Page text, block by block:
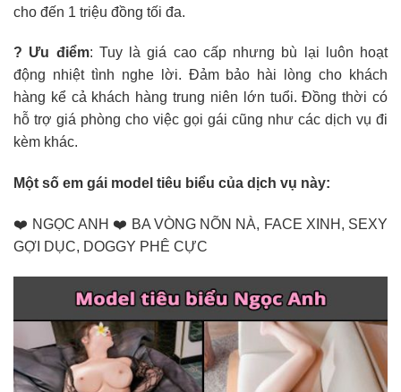
cho đến 1 triệu đồng tối đa.
? Ưu điểm: Tuy là giá cao cấp nhưng bù lại luôn hoạt
động nhiệt tình nghe lời. Đảm bảo hài lòng cho khách
hàng kể cả khách hàng trung niên lớn tuổi. Đồng thời có
hỗ trợ giá phòng cho việc gọi gái cũng như các dịch vụ đi
kèm khác.
Một số em gái model tiêu biểu của dịch vụ này:
❤️ NGỌC ANH ❤️ BA VÒNG NÕN NÀ, FACE XINH, SEXY
GỢI DỤC, DOGGY PHÊ CỰC